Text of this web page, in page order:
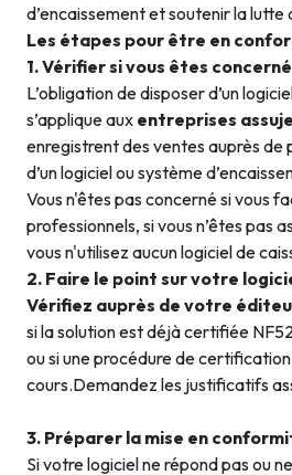
d’encaissement et soutenir la lutte
Les étapes pour être en
1. Vérifier si vous êtes concerné
L’obligation de disposer d’un
s’applique aux entreprises
enregistrent des ventes auprès de
d’un logiciel ou système
Vous n'êtes pas concerné si vous
professionnels, si vous n’êtes pas
vous n'utilisez aucun logiciel de
2. Faire le point sur votre
Vérifiez auprès de votre
si la solution est déjà certifiée
ou si une procédure de
cours.Demandez les justificatifs
3. Préparer la mise en
Si votre logiciel ne répond pas ou